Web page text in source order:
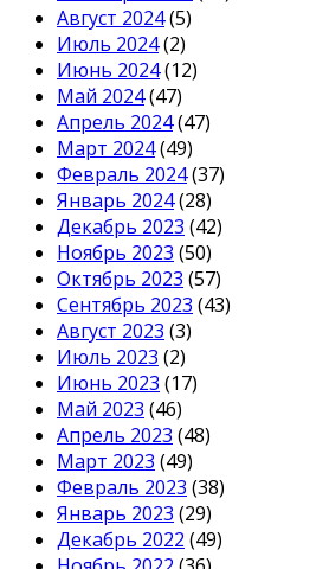
Август 2024(5)
Июль 2024(2)
Июнь 2024(12)
Май 2024(47)
Апрель 2024(47)
Март 2024(49)
Февраль 2024(37)
Январь 2024(28)
Декабрь 2023 (42)
Ноябрь 2023 (50)
Октябрь 2023 (57)
Сентябрь 2023 (43)
Август 2023 (3)
Июль 2023 (2)
Июнь 2023 (17)
Май 2023 (46)
Апрель 2023 (48)
Март 2023 (49)
Февраль 2023 (38)
Январь 2023 (29)
Декабрь 2022 (49)